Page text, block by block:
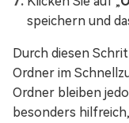
speichern und
Durch diesen
Ordner im
Ordner bleiben
besonders